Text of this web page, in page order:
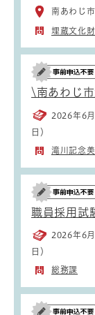
南あわじ
埋蔵文化
\南あわじ
2026年6
日）
滝川記念
職員採用試
2026年6
日）
総務課